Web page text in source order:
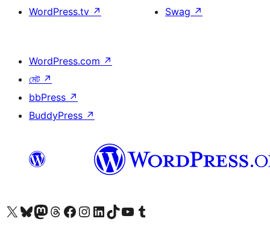
WordPress.tv ↗
Swag ↗
WordPress.com ↗
মেট ↗
bbPress ↗
BuddyPress ↗
আমাৰ X (আগৰ Twitter) একাউণ্টলৈ যাওকআমাৰ Bluesky একাউণ্টলৈ যাওকআমাৰ Mastodon একাউণ্টলৈ যাওকআমাৰ Threads একাউণ্টলৈ যাওকআমাৰ Facebook পৃষ্ঠালৈ যাওকআমাৰ Instagram একাউণ্টলৈ যাওকআমাৰ LinkedIn একাউণ্টলৈ যাওকআমাৰ TikTok একাউণ্টলৈ যাওকআমাৰ YouTube চেনেললৈ যাওকআমাৰ Tumblr একাউণ্টলৈ যাওক